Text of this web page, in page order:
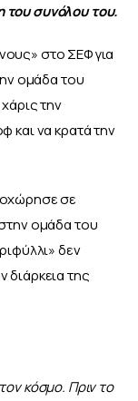
του συνόλου του.
στο ΣΕΦ για
ομάδα του
την
και να κρατά την
σε
ομάδα του
δεν
της
κόσμο. Πριν το